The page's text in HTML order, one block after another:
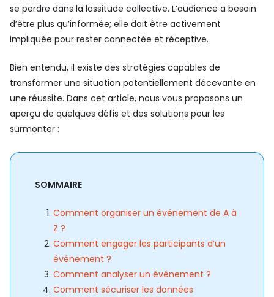
se perdre dans la lassitude collective. L’audience a besoin
d’être plus qu’informée; elle doit être activement
impliquée pour rester connectée et réceptive.
Bien entendu, il existe des stratégies capables de
transformer une situation potentiellement décevante en
une réussite. Dans cet article, nous vous proposons un
aperçu de quelques défis et des solutions pour les
surmonter :
SOMMAIRE
Comment organiser un événement de A à
Z ?
Comment engager les participants d’un
événement ?
Comment analyser un événement ?
Comment sécuriser les données